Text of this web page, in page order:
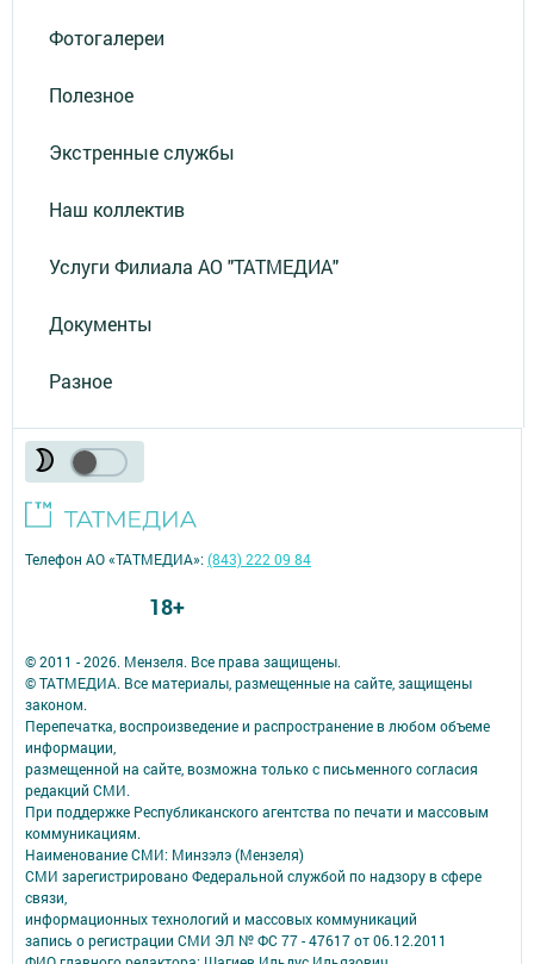
Фотогалереи
Полезное
Экстренные службы
Наш коллектив
Услуги Филиала АО "ТАТМЕДИА"
Документы
Разное
© 2011 - 2026. Мензеля. Все права защищены.
© ТАТМЕДИА. Все материалы, размещенные на сайте, защищены
законом.
Перепечатка, воспроизведение и распространение в любом объеме
информации,
размещенной на сайте, возможна только с письменного согласия
редакций СМИ.
При поддержке Республиканского агентства по печати и массовым
коммуникациям.
Наименование СМИ: Минзэлэ (Мензеля)
СМИ зарегистрировано Федеральной службой по надзору в сфере
связи,
информационных технологий и массовых коммуникаций
запись о регистрации СМИ ЭЛ № ФС 77 - 47617 от 06.12.2011
Телефон АО «ТАТМЕДИА»:(843) 222 09 84
18+